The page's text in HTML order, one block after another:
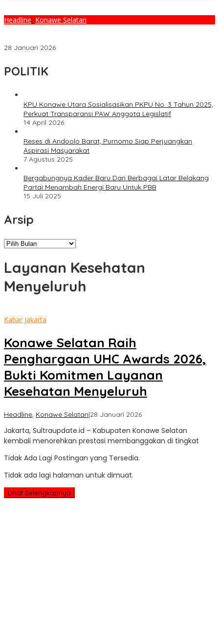
Headline, Konawe Selatan
28 Januari 2026
POLITIK
KPU Konawe Utara Sosialisasikan PKPU No. 3 Tahun 2025,
Perkuat Transparansi PAW Anggota Legislatif
14 April 2026
Reses di Andoolo Barat, Purnomo Siap Perjuangkan
Aspirasi Masyarakat
7 Agustus 2025
Bergabungnya Kader Baru Dari Berbagai Latar Belakang
Partai Menambah Energi Baru Untuk PBB
15 Juli 2025
Arsip
Arsip
Layanan Kesehatan
Menyeluruh
Kabar Jakarta
Konawe Selatan Raih
Penghargaan UHC Awards 2026,
Bukti Komitmen Layanan
Kesehatan Menyeluruh
Headline, Konawe Selatan|28 Januari 2026oleh
Update
Jakarta, Sultraupdate.id – Kabupaten Konawe Selatan
kembali menorehkan prestasi membanggakan di tingkat
Tidak Ada Lagi Postingan yang Tersedia.
Tidak ada lagi halaman untuk dimuat.
Lihat Selengkapnya